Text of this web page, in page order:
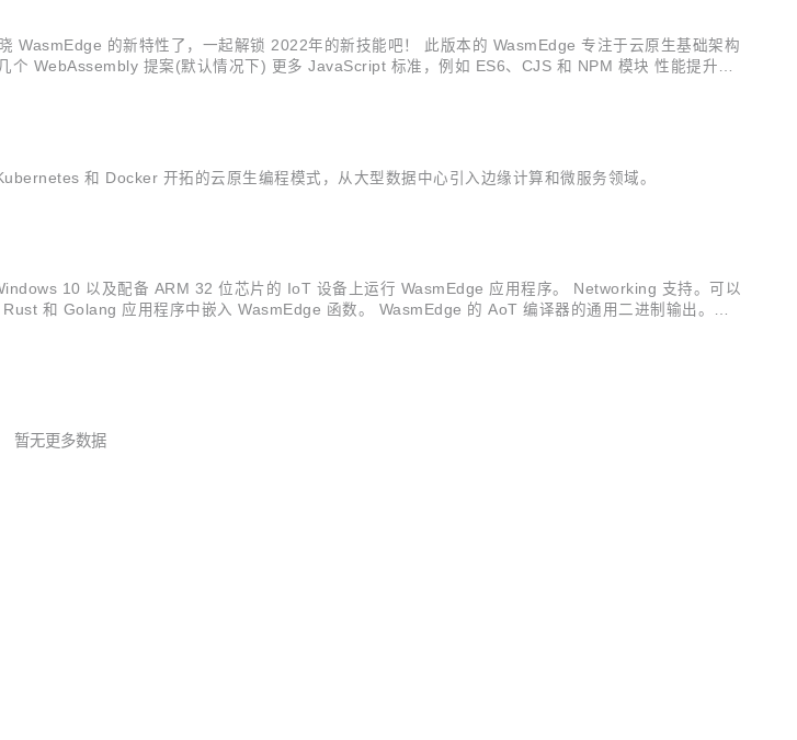
的新特性了，一起解锁 2022年的新技能吧！ 此版本的 WasmEdge 专注于云原生基础架构
WebAssembly 提案(默认情况下) 更多 JavaScript 标准，例如 ES6、CJS 和 NPM 模块 性能提升，
和 Docker 开拓的云原生编程模式，从大型数据中心引入边缘计算和微服务领域。
10 以及配备 ARM 32 位芯片的 IoT 设备上运行 WasmEdge 应用程序。 Networking 支持。可以
和 Golang 应用程序中嵌入 WasmEdge 函数。 WasmEdge 的 AoT 编译器的通用二进制输出。在云
暂无更多数据